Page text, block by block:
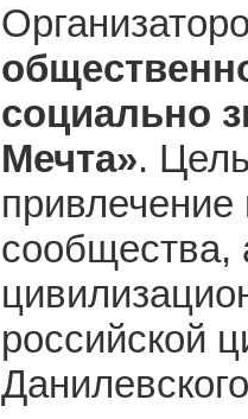
социально
Мечта».
привлечение
сообщества,
российской